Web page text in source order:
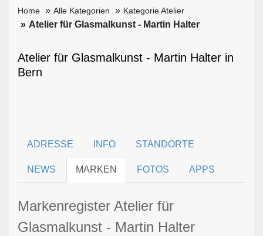
Home Alle Kategorien Kategorie Atelier
Atelier für Glasmalkunst - Martin Halter
Atelier für Glasmalkunst - Martin Halter in
Bern
ADRESSE INFO STANDORTE
NEWS MARKEN FOTOS APPS
Markenregister Atelier für
Glasmalkunst - Martin Halter